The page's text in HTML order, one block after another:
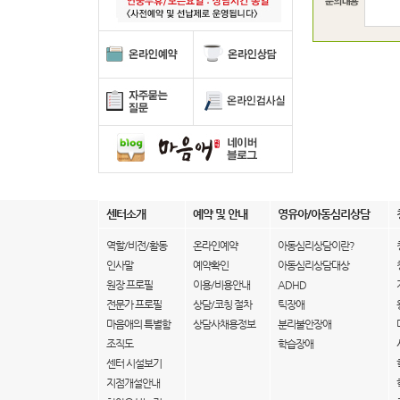
센터소개 예약 및 안내 영유아/아동심리상담
역할/비전/활동
인사말
원장 프로필
전문가 프로필
마음애의 특별함
조직도
센터 시설보기
지점개설안내
온라인예약
예약확인
이용/비용안내
상담/코칭 절차
상담사채용정보
아동심리상담이란?
아동심리상담대상
ADHD
틱장애
분리불안장애
학습장애